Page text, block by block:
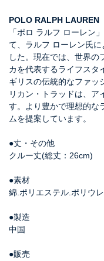
POLO RALPH LAUREN
「ポロ ラルフ ローレン
て、ラルフ ローレン氏
した。現在では、世界の
カを代表するライフスタ
ギリスの伝統的なファッ
リカン・トラッドは、ア
す。より豊かで理想的な
ムを提案しています。
●丈・その他
クルー丈(総丈：26cm)
●素材
綿.ポリエステル.ポリウ
●製造
中国
●販売